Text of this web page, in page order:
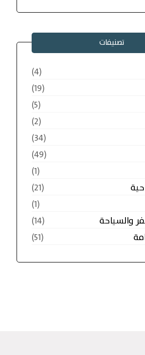
تصنيفات
(4)
(19)
(5)
(2)
(34)
(49)
(1)
(21)
(1)
والسياحة
(14)
(51)